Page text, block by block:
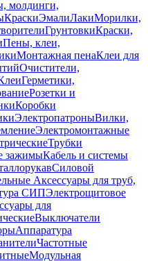
молдинги,
КраскиЭмалиЛакиМорилки,
ГрунтовкиКраски,
Пены, клеи,
Монтажная пенаКлеи для
Очистители,
Герметики,
Розетки и
Коробки
ЭлектропатроныВилки,
Электромонтажные
Трубки
зажимыКабель и системы
Силовой
Аксессуары для труб,
СИПЭлектрощитовое
для
Выключатели
Аппаратура
Частотные
Модульная